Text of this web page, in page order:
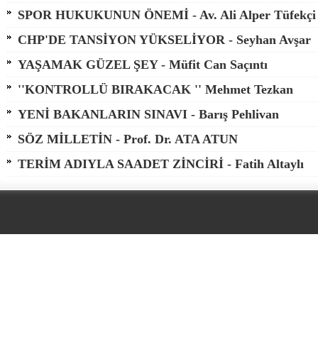
SPOR HUKUKUNUN ÖNEMİ - Av. Ali Alper Tüfekçi
CHP'DE TANSİYON YÜKSELİYOR - Seyhan Avşar
YAŞAMAK GÜZEL ŞEY - Müfit Can Saçıntı
''KONTROLLÜ BIRAKACAK '' Mehmet Tezkan
YENİ BAKANLARIN SINAVI - Barış Pehlivan
SÖZ MİLLETİN - Prof. Dr. ATA ATUN
TERİM ADIYLA SAADET ZİNCİRİ - Fatih Altaylı